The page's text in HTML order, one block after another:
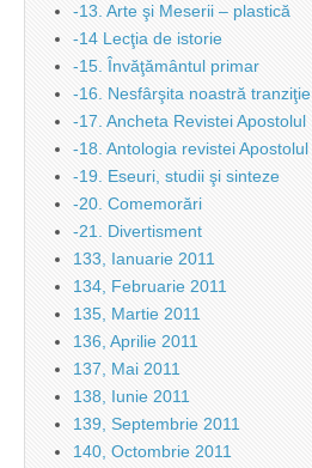
-13. Arte şi Meserii – plastică
-14 Lecţia de istorie
-15. Învăţământul primar
-16. Nesfârşita noastră tranziţie
-17. Ancheta Revistei Apostolul
-18. Antologia revistei Apostolul
-19. Eseuri, studii şi sinteze
-20. Comemorări
-21. Divertisment
133, Ianuarie 2011
134, Februarie 2011
135, Martie 2011
136, Aprilie 2011
137, Mai 2011
138, Iunie 2011
139, Septembrie 2011
140, Octombrie 2011